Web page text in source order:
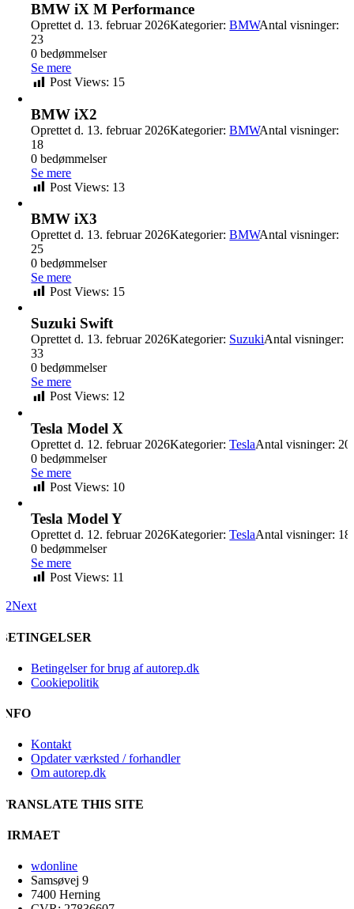
BMW iX M Performance
Oprettet d. 13. februar 2026Kategorier:BMWAntal visninger:
23
0 bedømmelser
Se mere
Post Views: 15
BMW iX2
Oprettet d. 13. februar 2026Kategorier:BMWAntal visninger:
18
0 bedømmelser
Se mere
Post Views: 13
BMW iX3
Oprettet d. 13. februar 2026Kategorier:BMWAntal visninger:
25
0 bedømmelser
Se mere
Post Views: 15
Suzuki Swift
Oprettet d. 13. februar 2026Kategorier: SuzukiAntal visninger:
33
0 bedømmelser
Se mere
Post Views: 12
Tesla Model X
Oprettet d. 12. februar 2026Kategorier:TeslaAntal visninger: 20
0 bedømmelser
Se mere
Post Views: 10
Tesla Model Y
Oprettet d. 12. februar 2026Kategorier:TeslaAntal visninger: 18
0 bedømmelser
Se mere
Post Views: 11
2Next
BETINGELSER
Betingelser for brug af autorep.dk
Cookiepolitik
INFO
Kontakt
Opdater værksted / forhandler
Om autorep.dk
TRANSLATE THIS SITE
FIRMAET
wdonline
Samsøvej 9
7400 Herning